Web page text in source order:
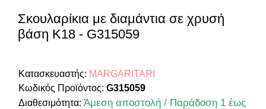
Σκουλαρίκια με διαμάντια σε χρυσή
βάση Κ18 - G315059
Κατασκευαστής: MARGARITARI
Κωδικός Προϊόντος: G315059
Διαθεσιμότητα: Άμεση αποστολή / Παράδοση 1 έως